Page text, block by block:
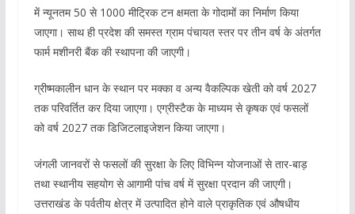
में न्यूनतम 50 से 1000 मीट्रिक टन क्षमता के गोदामों का निर्माण किया
जाएगा। साथ ही प्रदेश की समस्त ग्राम पंचायत स्तर पर तीन वर्ष के अंतर्गत
फार्म मशीनरी बैंक की स्थापना की जाएगी।
ग्रीष्मकालीन धान के स्थान पर मक्का व अन्य वैकल्पिक खेती को वर्ष 2027
तक परिवर्तित कर दिया जाएगा। एग्रीस्टैक के माध्यम से कृषक एवं फसलों
को वर्ष 2027 तक डिजिटलाइजेशन किया जाएगा।
जंगली जानवरों से फसलों की सुरक्षा के लिए विभिन्न योजनाओं से तार-बाड़
तथा स्थानीय सहयोग से आगामी पांच वर्ष में सुरक्षा प्रदान की जाएगी।
उत्तराखंड के पर्वतीय क्षेत्र में उत्पादित होने वाले प्राकृतिक एवं औषधीय